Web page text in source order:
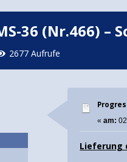
36 (Nr.466) –
2677 Aufrufe
«am:
Lieferung